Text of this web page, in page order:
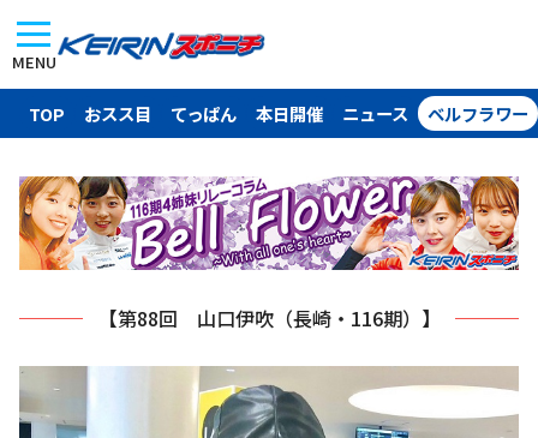
MENU
TOP おスス目 てっぱん 本日開催 ニュース ベルフラワー
【第88回 山口伊吹（長崎・116期）】